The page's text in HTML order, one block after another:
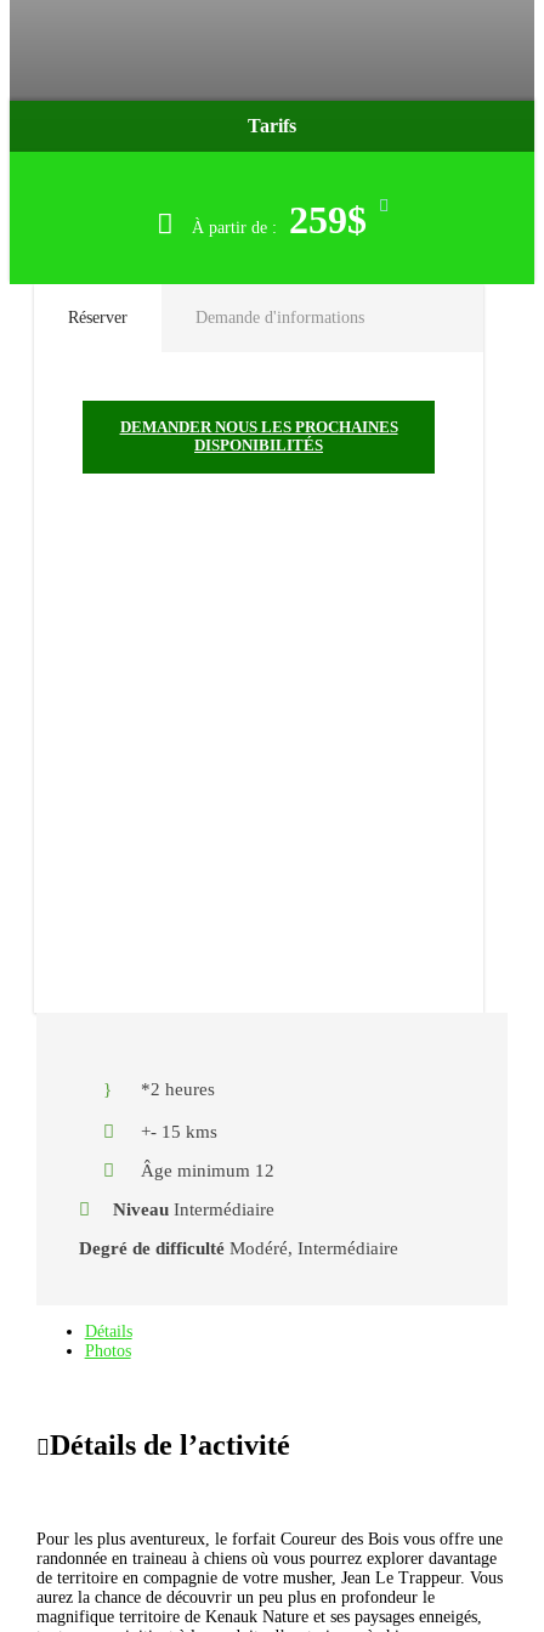
Tarifs
À partir de : 259$
*2 heures
+- 15 kms
Âge minimum 12
Niveau Intermédiaire
Degré de difficulté Modéré, Intermédiaire
Détails
Photos
Détails de l’activité
Pour les plus aventureux, le forfait Coureur des Bois vous offre une
randonnée en traineau à chiens où vous pourrez explorer davantage
de territoire en compagnie de votre musher, Jean Le Trappeur. Vous
aurez la chance de découvrir un peu plus en profondeur le
magnifique territoire de Kenauk Nature et ses paysages enneigés,
Réserver Demande d'informations
DEMANDER NOUS LES PROCHAINES
DISPONIBILITÉS